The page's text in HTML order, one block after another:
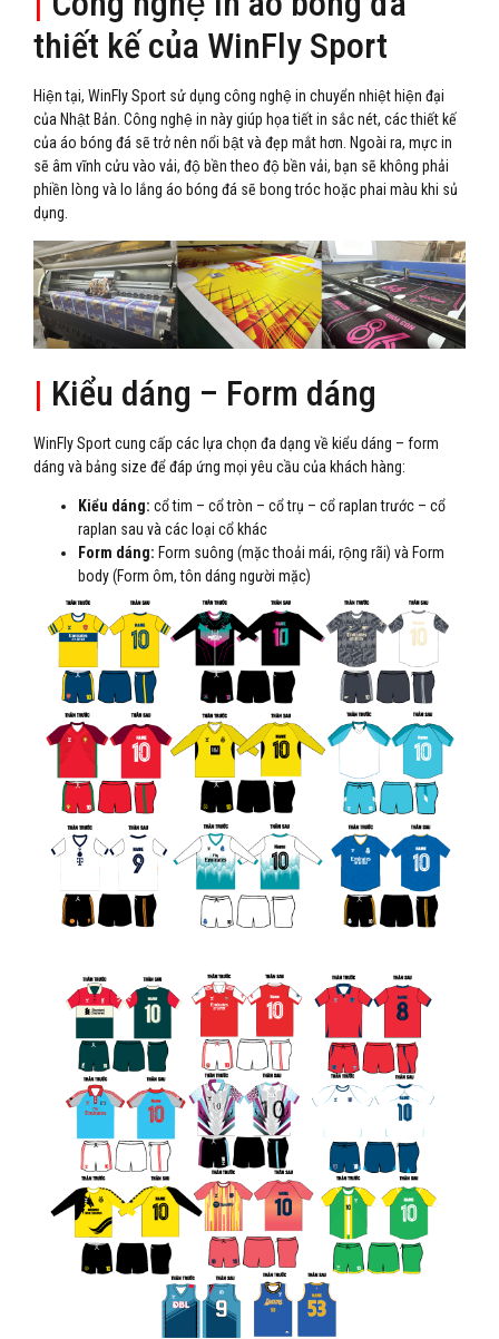
thiết kế của WinFly Sport
Hiện tại, WinFly Sport sử dụng công nghệ in chuyển nhiệt hiện đại
của Nhật Bản. Công nghệ in này giúp họa tiết in sắc nét, các thiết kế
của áo bóng đá sẽ trở nên nổi bật và đẹp mắt hơn. Ngoài ra, mực in
sẽ âm vĩnh cửu vào vải, độ bền theo độ bền vải, bạn sẽ không phải
phiền lòng và lo lắng áo bóng đá sẽ bong tróc hoặc phai màu khi sủ
dụng.
| Kiểu dáng – Form dáng
WinFly Sport cung cấp các lựa chọn đa dạng về kiểu dáng – form
dáng và bảng size để đáp ứng mọi yêu cầu của khách hàng:
Kiểu dáng: cổ tim – cổ tròn – cổ trụ – cổ raplan trước – cổ
raplan sau và các loại cổ khác
Form dáng: Form suông (mặc thoải mái, rộng rãi) và Form
body (Form ôm, tôn dáng người mặc)